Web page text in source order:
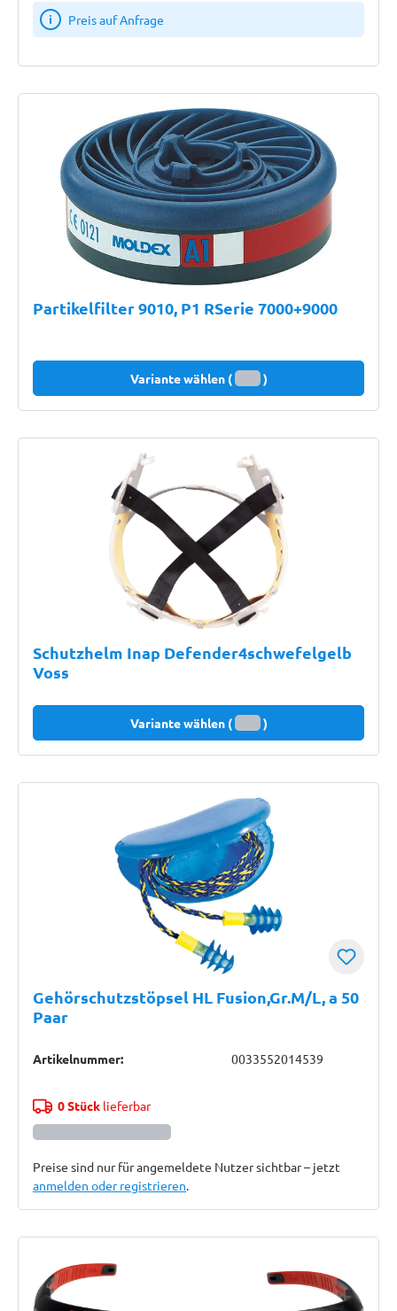
Preis auf Anfrage
Partikelfilter 9010, P1 RSerie 7000+9000
Variante wählen ( )
Schutzhelm Inap Defender4schwefelgelb
Voss
Variante wählen ( )
Gehörschutzstöpsel HL Fusion,Gr.M/L, a 50
Paar
Artikelnummer: 0033552014539
0 Stücklieferbar
Preise sind nur für angemeldete Nutzer sichtbar – jetzt
anmelden oder registrieren.